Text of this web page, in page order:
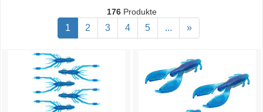
176Produkte
1 2 3 4 5 ... »